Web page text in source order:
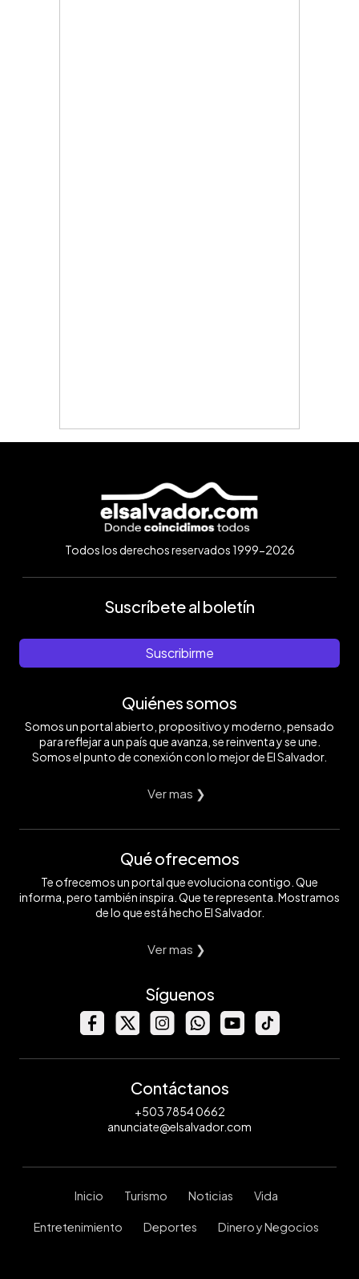
Todos los derechos reservados 1999-2026
Suscríbete al boletín
Suscribirme
Quiénes somos
Somos un portal abierto, propositivo y moderno, pensado
para reflejar a un país que avanza, se reinventa y se une.
Somos el punto de conexión con lo mejor de El Salvador.
Ver mas ❯
Qué ofrecemos
Te ofrecemos un portal que evoluciona contigo. Que
informa, pero también inspira. Que te representa. Mostramos
de lo que está hecho El Salvador.
Ver mas ❯
Síguenos
Contáctanos
+503 7854 0662
anunciate@elsalvador.com
Inicio Turismo Noticias Vida
Entretenimiento Deportes Dinero y Negocios